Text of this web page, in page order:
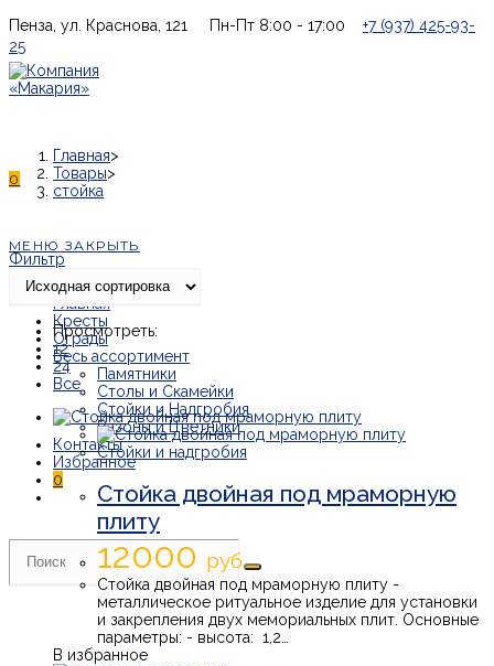
Перейти
к
содержимому
Пенза, ул. Краснова, 121 Пн-Пт 8:00 - 17:00 +7 (937) 425-93-
25
0
МЕНЮ ЗАКРЫТЬ
Главная
Кресты
Ограды
Весь ассортимент
Памятники
Столы и Скамейки
Стойки и Надгробия
Вазоны и Цветники
Контакты
0
Главная>
Товары>
стойка
Фильтр
Просмотреть:
12
24
Все
Стойки и надгробия
Стойка двойная под мраморную
плиту
12000 руб
Стойка двойная под мраморную плиту -
металлическое ритуальное изделие для установки
и закрепления двух мемориальных плит. Основные
параметры: - высота: 1,2…
В избранное